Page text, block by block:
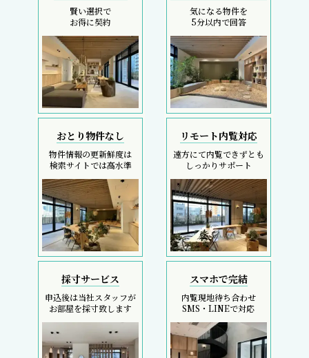
賢い選択で
お得に契約
気になる物件を
5分以内で回答
おとり物件なし
物件情報の更新鮮度は
検索サイトでは高水準
リモート内覧対応
遠方にて内覧できずとも
しっかりサポート
採寸サービス
申込後は当社スタッフが
お部屋を採寸致します
スマホで完結
内覧現地待ち合わせ
SMS・LINEで対応